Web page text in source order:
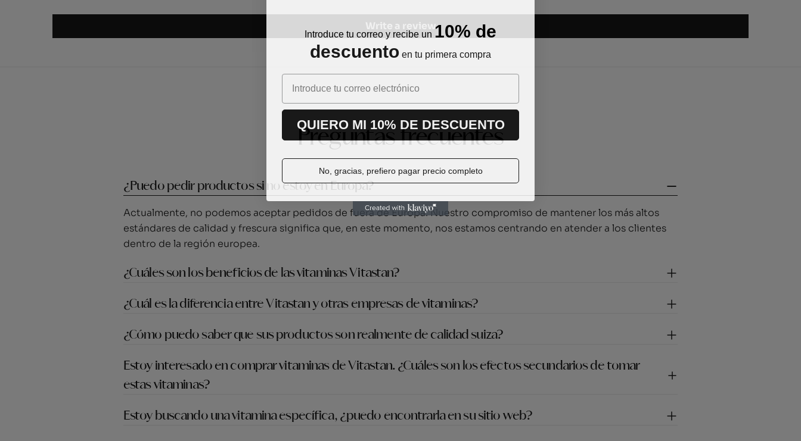
Write a review
Preguntas frecuentes
¿Puedo pedir productos si no estoy en Europa?
Actualmente, no podemos aceptar pedidos de fuera de Europa. Nuestro compromiso de mantener los más altos
estándares de calidad y frescura significa que, en este momento, nos estamos centrando en atender a los clientes
dentro de la región europea.
¿Cuáles son los beneficios de las vitaminas Vitastan?
¿Cuál es la diferencia entre Vitastan y otras empresas de vitaminas?
¿Cómo puedo saber que sus productos son realmente de calidad suiza?
Estoy interesado en comprar vitaminas de Vitastan. ¿Cuáles son los efectos secundarios de tomar
estas vitaminas?
Estoy buscando una vitamina específica, ¿puedo encontrarla en su sitio web?
Introduce tu correo y recibe un10% de
descuento en tu primera compra
QUIERO MI 10% DE DESCUENTO
No, gracias, prefiero pagar precio completo